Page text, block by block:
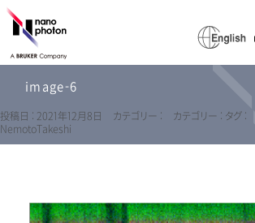
image-6
投稿日 : 2021年12月8日 カテゴリー : カテゴリー : タグ :
NemotoTakeshi